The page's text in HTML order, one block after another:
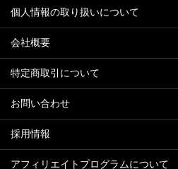
個人情報の取り扱いについて
会社概要
特定商取引について
お問い合わせ
採用情報
アフィリエイトプログラムについて